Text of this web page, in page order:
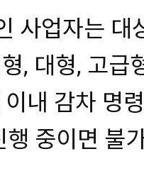
사업자는
, 대형, 고급
내 감차 명
중이면 불